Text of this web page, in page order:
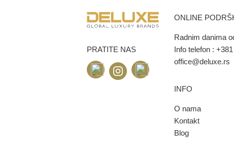
PRATITE NAS
ONLINE
Radnim danima
Info telefon :
office@deluxe.rs
INFO
O nama
Kontakt
Blog